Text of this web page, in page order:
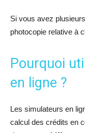
Si vous avez
photocopie relative à
Pourquoi
en ligne ?
Les simulateurs en
calcul des crédits en